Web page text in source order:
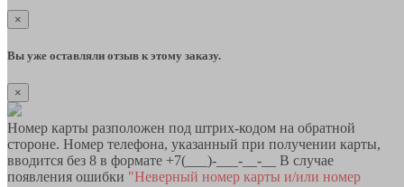
×
Вы уже оставляли отзыв к этому заказу.
×
Номер карты разположен под штрих-кодом на обратной
стороне. Номер телефона, указанный при получении карты,
вводится без 8 в формате +7(___)-___-__-__ В случае
появления ошибки "Неверный номер карты и/или номер